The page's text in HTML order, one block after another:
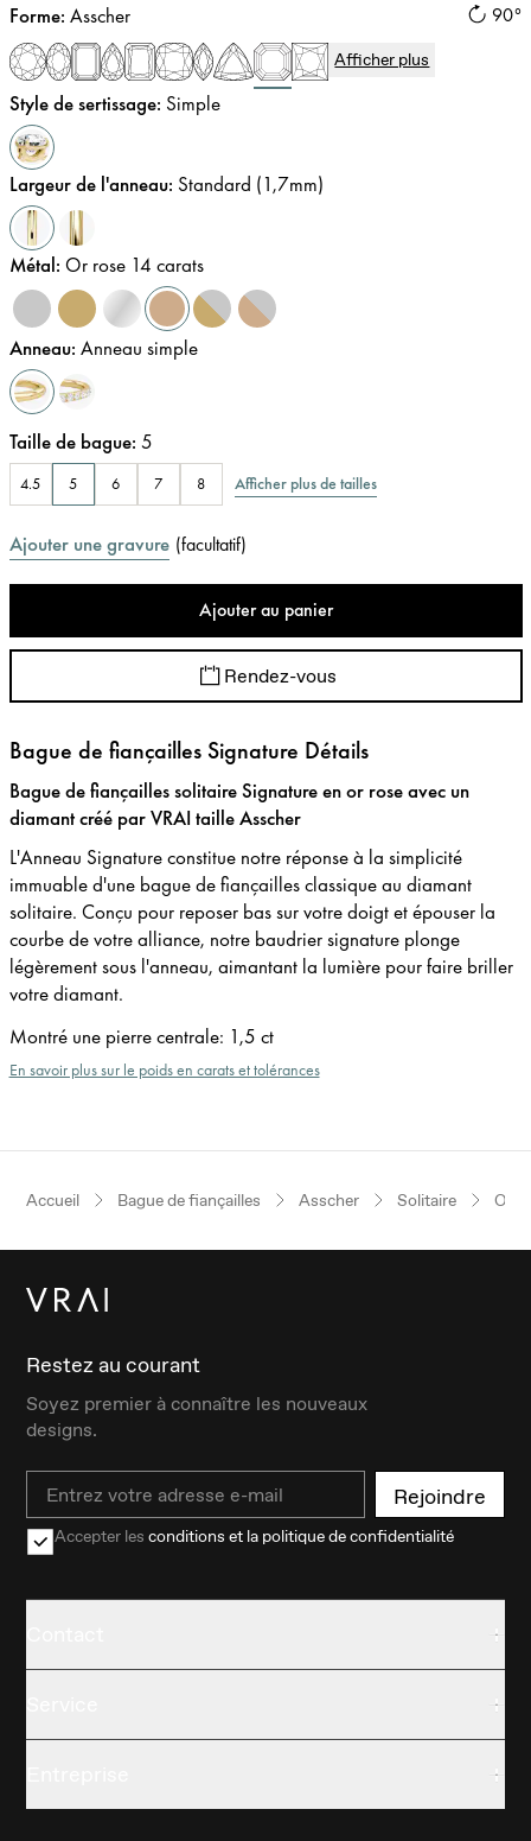
90°
Forme: Asscher
Afficher plus
Style de sertissage: Simple
Largeur de l'anneau: Standard (1,7mm)
Métal: Or rose 14 carats
Anneau: Anneau simple
Taille de bague: 5
4.5 5 6 7 8 Afficher plus de tailles
Ajouter une gravure (facultatif)
Ajouter au panier
Rendez-vous
Bague de fiançailles Signature Détails
Bague de fiançailles solitaire Signature en or rose avec un
diamant créé par VRAI taille Asscher
L'Anneau Signature constitue notre réponse à la simplicité
immuable d'une bague de fiançailles classique au diamant
solitaire. Conçu pour reposer bas sur votre doigt et épouser la
courbe de votre alliance, notre baudrier signature plonge
légèrement sous l'anneau, aimantant la lumière pour faire briller
votre diamant.
Montré une pierre centrale: 1,5 ct
En savoir plus sur le poids en carats et tolérances
Accueil Bague de fiançailles Asscher Solitaire Or
Restez au courant
Soyez premier à connaître les nouveaux
designs.
Email Rejoindre
Accepter lesconditions et la politique de confidentialité